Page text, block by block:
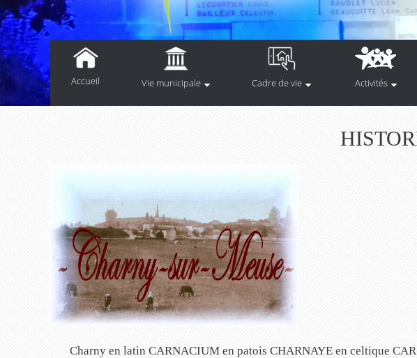
Accueil Vie municipale Cadre de vie Activités
Charny en latin CARNACIUM en patois CHARNAYE en celtique